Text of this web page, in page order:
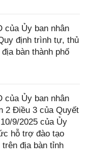
của Ủy ban nhân
định trình tự, thủ
bàn thành phố
của Ủy ban nhân
2 Điều 3 của Quyết
9/2025 của Ủy
hỗ trợ đào tạo
địa bàn tỉnh